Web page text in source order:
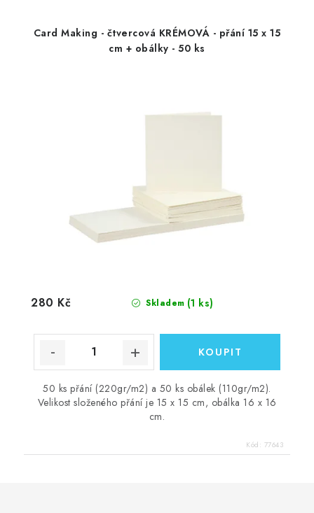
Card Making - čtvercová KRÉMOVÁ - přání 15 x 15
cm + obálky - 50 ks
Skladem (1 ks)
280 Kč
50 ks přání (220gr/m2) a 50 ks obálek (110gr/m2).
Velikost složeného přání je 15 x 15 cm, obálka 16 x 16
cm.
Kód: 77643